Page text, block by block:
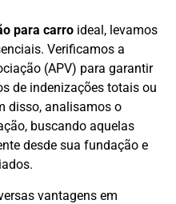
para carro ideal, levamos
Verificamos a
(APV) para garantir
de indenizações totais ou
disso, analisamos o
buscando aquelas
desde sua fundação e
vantagens em